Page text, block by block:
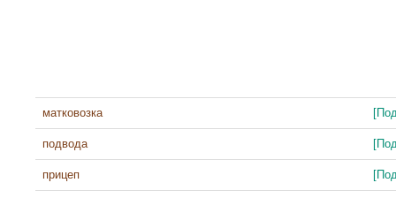
матковозка
подвода
прицеп